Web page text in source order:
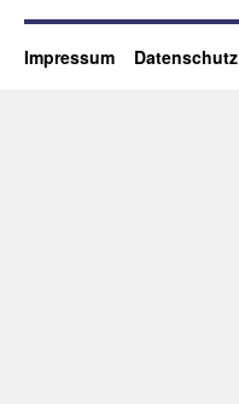
Impressum Datenschutz